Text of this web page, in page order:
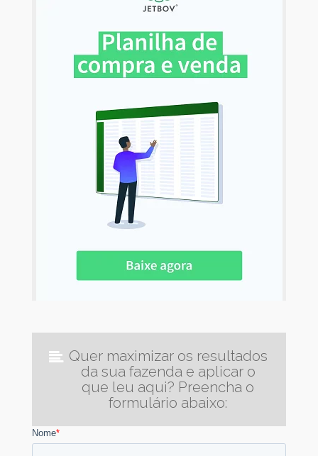
Quer maximizar os resultados
da sua fazenda e aplicar o
que leu aqui? Preencha o
formulário abaixo: